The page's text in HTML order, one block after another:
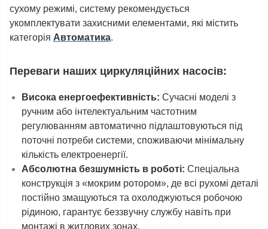
сухому режимі, систему рекомендується
укомплектувати захисними елементами, які містить
категорія Автоматика.
Переваги наших циркуляційних насосів:
Висока енергоефективність: Сучасні моделі з
ручним або інтелектуальним частотним
регулюванням автоматично підлаштовуються під
поточні потреби системи, споживаючи мінімальну
кількість електроенергії.
Абсолютна безшумність в роботі: Спеціальна
конструкція з «мокрим ротором», де всі рухомі деталі
постійно змащуються та охолоджуються робочою
рідиною, гарантує беззвучну службу навіть при
монтажі в житлових зонах.